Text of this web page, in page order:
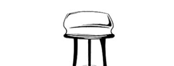
drenaje y las alcantarillas.